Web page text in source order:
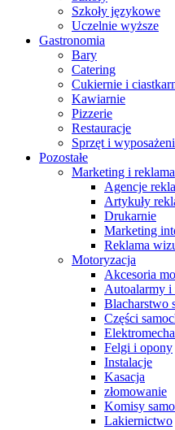
Szkoły językowe
Uczelnie wyższe
Gastronomia
Bary
Catering
Cukiernie i
Kawiarnie
Pizzerie
Restauracje
Sprzęt i
Pozostałe
Marketing i reklama
Agencje
Artykuły
Drukarnie
Marketing
Reklama
Motoryzacja
Akcesoria
Autoalarmy i
Blacharstwo
Części
Felgi i opony
Instalacje
Kasacja
złomowanie
Komisy
Lakiernictwo